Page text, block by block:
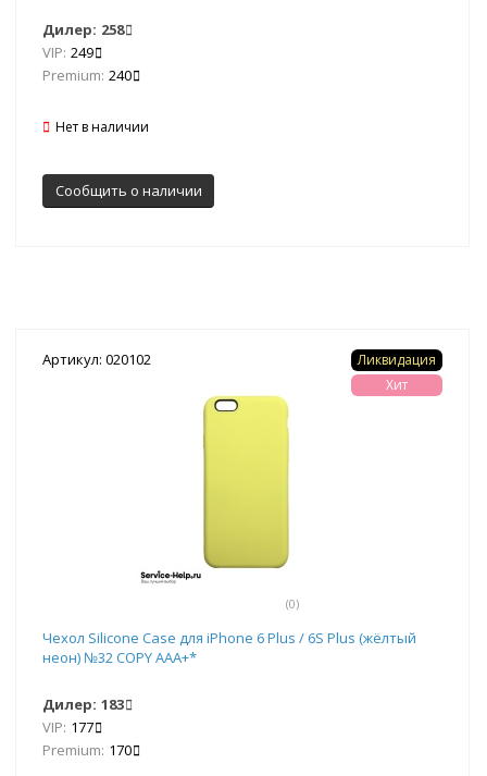
Дилер: 258
VIP: 249
Premium: 240
Нет в наличии
Сообщить о наличии
Артикул: 020102
(0)
Ликвидация
Хит
Чехол Silicone Case для iPhone 6 Plus / 6S Plus (жёлтый
неон) №32 COPY AAA+*
Дилер: 183
VIP: 177
Premium: 170